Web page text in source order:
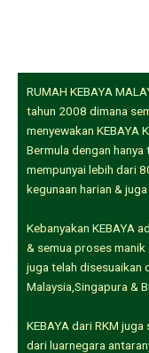
RUMAH KEBAYA
tahun 2008 dimana
menyewakan KEBAYA
Bermula dengan hanya
mempunyai lebih dari
kegunaan harian &
Kebanyakan KEBAYA
& semua proses manik
juga telah disesuaikan
Malaysia,Singapura &
KEBAYA dari RKM
dari luarnegara